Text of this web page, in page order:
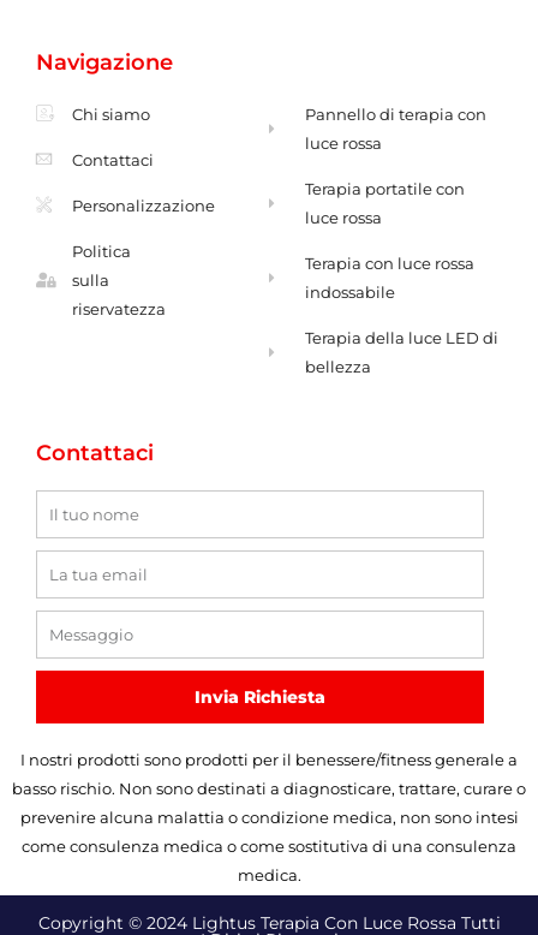
o
o
t
Navigazione
Chi siamo
Contattaci
Personalizzazione
Politica
sulla
riservatezza
Pannello di terapia con
luce rossa
Terapia portatile con
luce rossa
Terapia con luce rossa
indossabile
Terapia della luce LED di
bellezza
Contattaci
Nome
mail
Messaggio
Invia Richiesta
I nostri prodotti sono prodotti per il benessere/fitness generale a
basso rischio. Non sono destinati a diagnosticare, trattare, curare o
prevenire alcuna malattia o condizione medica, non sono intesi
come consulenza medica o come sostitutiva di una consulenza
medica.
Copyright © 2024 Lightus Terapia Con Luce Rossa Tutti